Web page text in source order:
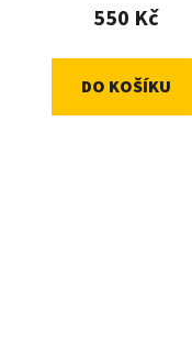
550 Kč
DO KOŠÍKU